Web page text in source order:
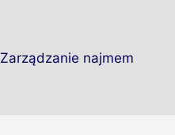
Zarządzanie najmem